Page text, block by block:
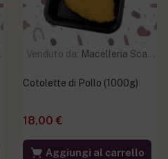
Venduto da: Macelleria Scaramuzzo
Cotolette di Pollo (1000g)
18,00 €
Aggiungi al carrello